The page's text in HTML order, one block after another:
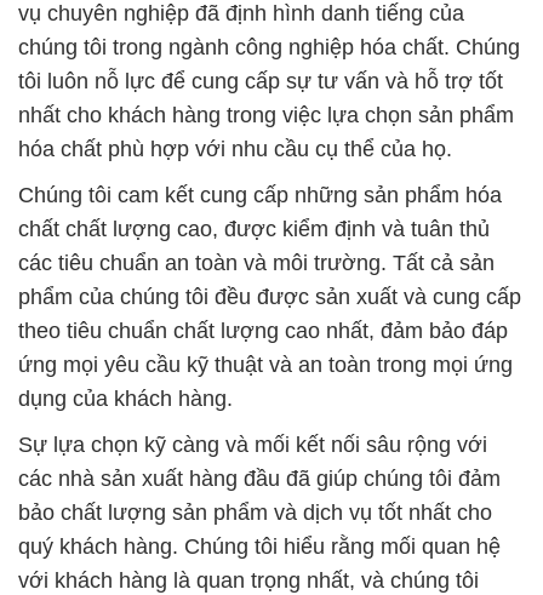
vụ chuyên nghiệp đã định hình danh tiếng của
chúng tôi trong ngành công nghiệp hóa chất. Chúng
tôi luôn nỗ lực để cung cấp sự tư vấn và hỗ trợ tốt
nhất cho khách hàng trong việc lựa chọn sản phẩm
hóa chất phù hợp với nhu cầu cụ thể của họ.
Chúng tôi cam kết cung cấp những sản phẩm hóa
chất chất lượng cao, được kiểm định và tuân thủ
các tiêu chuẩn an toàn và môi trường. Tất cả sản
phẩm của chúng tôi đều được sản xuất và cung cấp
theo tiêu chuẩn chất lượng cao nhất, đảm bảo đáp
ứng mọi yêu cầu kỹ thuật và an toàn trong mọi ứng
dụng của khách hàng.
Sự lựa chọn kỹ càng và mối kết nối sâu rộng với
các nhà sản xuất hàng đầu đã giúp chúng tôi đảm
bảo chất lượng sản phẩm và dịch vụ tốt nhất cho
quý khách hàng. Chúng tôi hiểu rằng mối quan hệ
với khách hàng là quan trọng nhất, và chúng tôi